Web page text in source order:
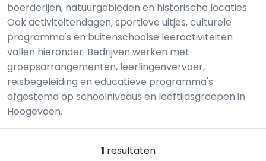
boerderijen, natuurgebieden en historische locaties.
Ook activiteitendagen, sportieve uitjes, culturele
programma's en buitenschoolse leeractiviteiten
vallen hieronder. Bedrijven werken met
groepsarrangementen, leerlingenvervoer,
reisbegeleiding en educatieve programma's
afgestemd op schoolniveaus en leeftijdsgroepen in
Hoogeveen.
1 resultaten